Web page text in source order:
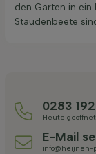
den Garten in ein
Staudenbeete
0283
Heute
E-Mail
info@heijnen-